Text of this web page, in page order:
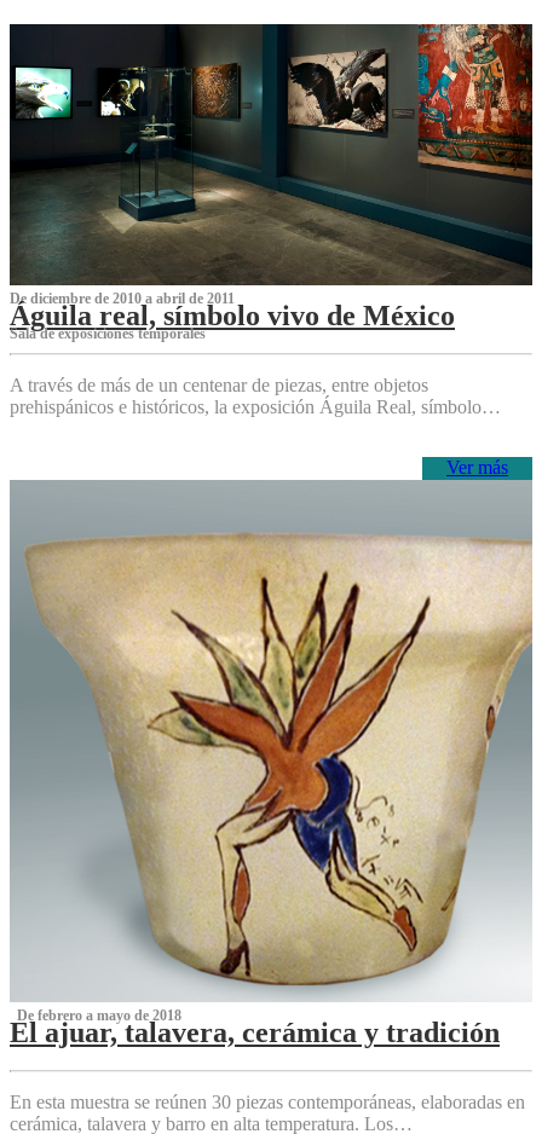
De diciembre de 2010 a abril de 2011
Águila real, símbolo vivo de México
Sala de exposiciones temporales
A través de más de un centenar de piezas, entre objetos
prehispánicos e históricos, la exposición Águila Real, símbolo…
Ver más
‌ De febrero a mayo de 2018
El ajuar, talavera, cerámica y tradición
‌
En esta muestra se reúnen 30 piezas contemporáneas, elaboradas en
cerámica, talavera y barro en alta temperatura. Los…